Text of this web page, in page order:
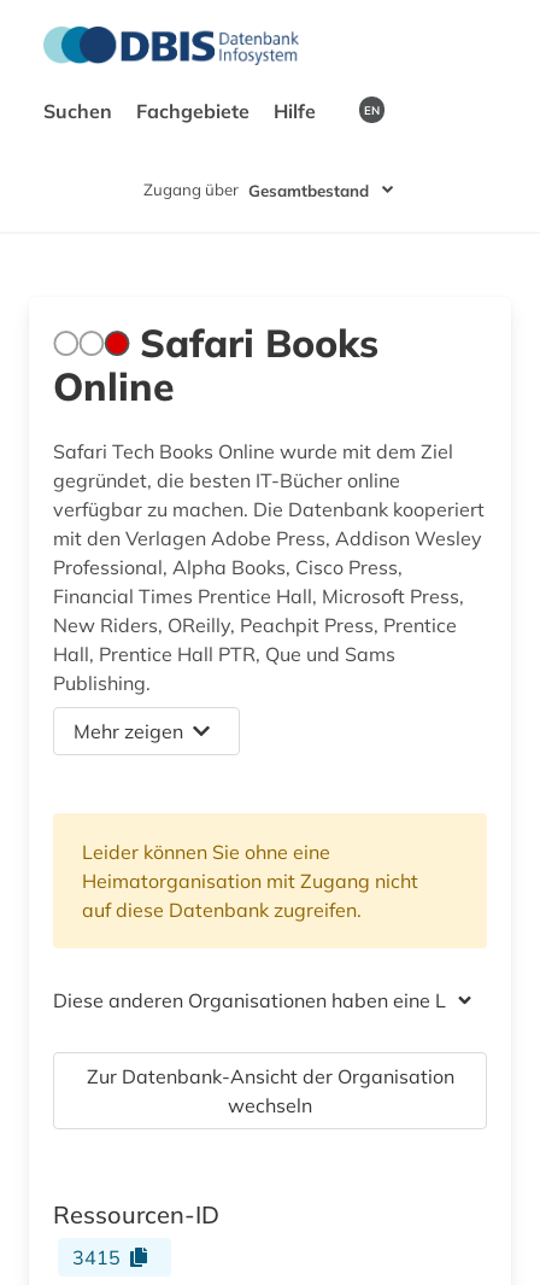
Suchen Fachgebiete Hilfe EN
Zugang über Gesamtbestand
Safari Books
Online
Safari Tech Books Online wurde mit dem Ziel
gegründet, die besten IT-Bücher online
verfügbar zu machen. Die Datenbank kooperiert
mit den Verlagen Adobe Press, Addison Wesley
Professional, Alpha Books, Cisco Press,
Financial Times Prentice Hall, Microsoft Press,
New Riders, OReilly, Peachpit Press, Prentice
Hall, Prentice Hall PTR, Que und Sams
Publishing.
Mehr zeigen
Leider können Sie ohne eine
Heimatorganisation mit Zugang nicht
auf diese Datenbank zugreifen.
Diese anderen Organisationen haben eine Lizenz
Zur Datenbank-Ansicht der Organisation
wechseln
Ressourcen-ID
3415